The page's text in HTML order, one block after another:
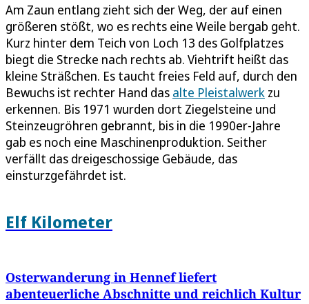
Am Zaun entlang zieht sich der Weg, der auf einen
größeren stößt, wo es rechts eine Weile bergab geht.
Kurz hinter dem Teich von Loch 13 des Golfplatzes
biegt die Strecke nach rechts ab. Viehtrift heißt das
kleine Sträßchen. Es taucht freies Feld auf, durch den
Bewuchs ist rechter Hand das alte Pleistalwerk zu
erkennen. Bis 1971 wurden dort Ziegelsteine und
Steinzeugröhren gebrannt, bis in die 1990er-Jahre
gab es noch eine Maschinenproduktion. Seither
verfällt das dreigeschossige Gebäude, das
einsturzgefährdet ist.
Elf Kilometer
Osterwanderung in Hennef liefert
abenteuerliche Abschnitte und reichlich Kultur